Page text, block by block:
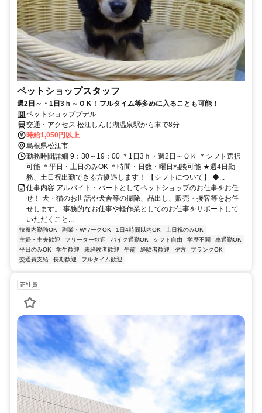
ペットショップスタッフ
週2日～・1日3ｈ～ＯＫ！フルタイム等多めに入ることも可能！
ペットショッププデル
交通・アクセス 松江しんじ湖温泉駅から車で8分
時給1,050円以上
島根県松江市
勤務時間詳細 9：30～19：00 ＊1日3ｈ・週2日～ＯＫ ＊シフト選択
可能 ＊平日・土日のみOK ＊時間・日数・曜日相談可能 ★週4日勤
務、土日祝出勤できる方優遇します！ 【シフトについて】 ◆...
仕事内容 アルバイト・パートとしてペットショップのお仕事をお任
せ！ 犬・猫のお世話や犬舎等の掃除、品出し、販売・接客等をお任
せします。 事務的なお仕事や軽作業としてのお仕事をサポートして
いただくこと...
扶養内勤務OK 副業・WワークOK 1日4時間以内OK
土日祝のみOK
主婦・主夫歓迎
フリーター歓迎 バイク通勤OK シフト自由 学歴不問
車通勤OK
平日のみOK
学生歓迎 未経験者歓迎 午前 経験者歓迎 夕方
ブランクOK
交通費支給
長期歓迎 フルタイム歓迎
正社員